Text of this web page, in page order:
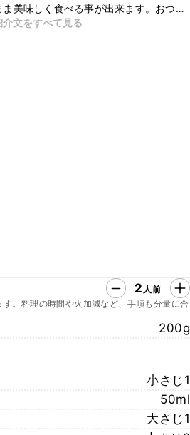
美味しく食べる事が出来ます。おつま
応えもあるので夕飯にもおすすめです
。
介文をすべて見る
2 人前
。料理の時間や火加減など、手順も分量に合
200g
小さじ1
50ml
大さじ1